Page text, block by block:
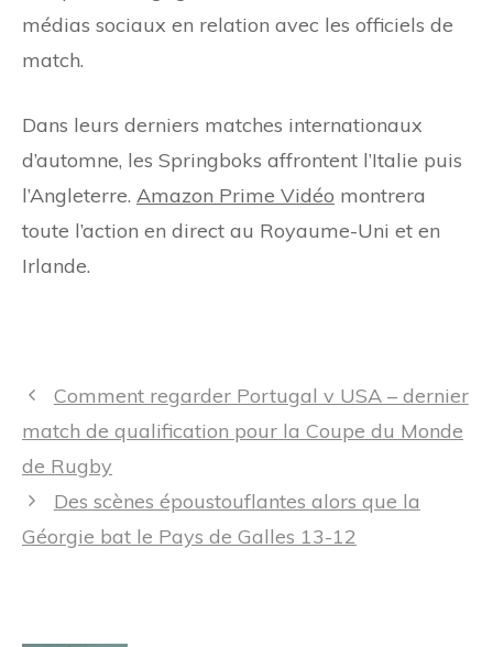
médias sociaux en relation avec les officiels de
match.
Dans leurs derniers matches internationaux
d’automne, les Springboks affrontent l’Italie puis
l’Angleterre. Amazon Prime Vidéo montrera
toute l’action en direct au Royaume-Uni et en
Irlande.
Navigation
des
Comment regarder Portugal v USA – dernier
match de qualification pour la Coupe du Monde
de Rugby
Des scènes époustouflantes alors que la
Géorgie bat le Pays de Galles 13-12